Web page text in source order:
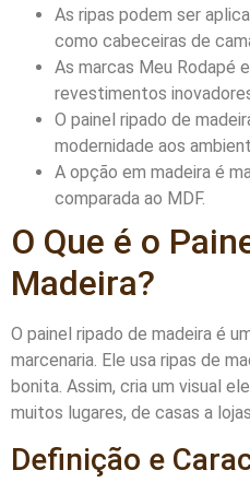
As ripas podem ser
como cabeceiras de
As marcas Meu Rodapé
revestimentos
O painel ripado de
modernidade aos
A opção em madeira é
comparada ao MDF.
O Que é o
Madeira?
O painel ripado de madeira é
marcenaria. Ele usa ripas de
bonita. Assim, cria um visual
muitos lugares, de casas a lojas.
Definição e